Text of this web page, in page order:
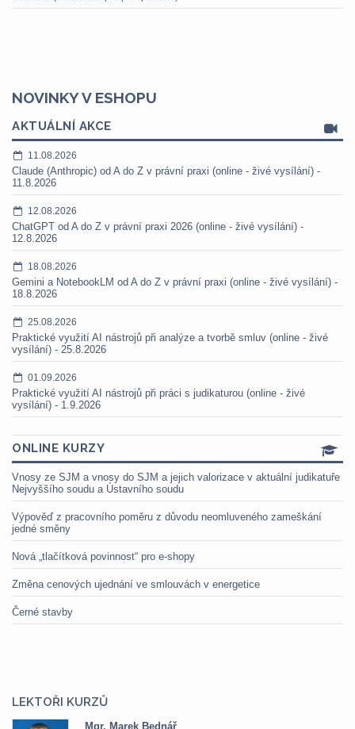
NOVINKY V ESHOPU
AKTUÁLNÍ AKCE
11.08.2026
Claude (Anthropic) od A do Z v právní praxi (online - živé vysílání) -
11.8.2026
12.08.2026
ChatGPT od A do Z v právní praxi 2026 (online - živé vysílání) -
12.8.2026
18.08.2026
Gemini a NotebookLM od A do Z v právní praxi (online - živé vysílání) -
18.8.2026
25.08.2026
Praktické využití AI nástrojů při analýze a tvorbě smluv (online - živé
vysílání) - 25.8.2026
01.09.2026
Praktické využití AI nástrojů při práci s judikaturou (online - živé
vysílání) - 1.9.2026
ONLINE KURZY
Vnosy ze SJM a vnosy do SJM a jejich valorizace v aktuální judikatuře
Nejvyššího soudu a Ústavního soudu
Výpověď z pracovního poměru z důvodu neomluveného zameškání
jedné směny
Nová „tlačítková povinnost“ pro e-shopy
Změna cenových ujednání ve smlouvách v energetice
Černé stavby
LEKTOŘI KURZŮ
Mgr. Marek Bednář